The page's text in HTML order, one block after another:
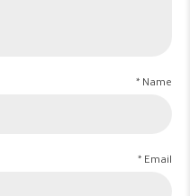
Name *
Email *